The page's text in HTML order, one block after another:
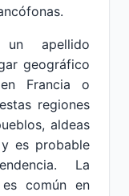
un apellido
geográfico
Francia o
regiones
aldeas
es probable
La
común en